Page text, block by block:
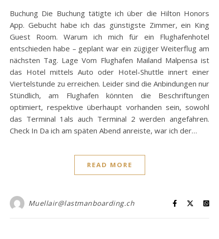
Buchung Die Buchung tätigte ich über die Hilton Honors
App. Gebucht habe ich das günstigste Zimmer, ein King
Guest Room. Warum ich mich für ein Flughafenhotel
entschieden habe – geplant war ein zügiger Weiterflug am
nächsten Tag. Lage Vom Flughafen Mailand Malpensa ist
das Hotel mittels Auto oder Hotel-Shuttle innert einer
Viertelstunde zu erreichen. Leider sind die Anbindungen nur
Stündlich, am Flughafen könnten die Beschriftungen
optimiert, respektive überhaupt vorhanden sein, sowohl
das Terminal 1als auch Terminal 2 werden angefahren.
Check In Da ich am späten Abend anreiste, war ich der…
READ MORE
Muellair@lastmanboarding.ch